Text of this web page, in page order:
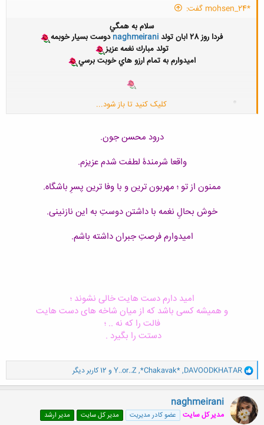
*mohsen_24 گفت:
سلام به همگي
فردا روز 28 ابان تولد
naghmeiraniدوست بسيار خوبمه
تولد مبارك نغمه عزيز
اميدوارم به تمام ارزو هاي خوبت برسي
کلیک کنید تا باز شود...
درود محسن جون.
واقعا شرمندۀ لطفت شدم عزیزم.
ممنون از تو ؛ مهربون ترین و با وفا ترین پسرِ باشگاه.
خوش بحالِ نغمه با داشتن دوستِ به این نازنینی.
امیدوارم فرصتِ جبران داشته باشم.
امید دارم دست هایت خالی نشوند ؛
و همیشه کسی باشد که از میان شاخه های دست هایت
فالت را که نه .. ؛
دستت را بگیرد .
و
ا
ک
ن
ش
ه
DAVOODKHATAR
,
*Chakavak*
,
Y..or..Z و 12 کاربر دیگر
naghmeirani
مدیر کل سایت عضو کادر مدیریت مدیر کل سایت مدیر ارشد